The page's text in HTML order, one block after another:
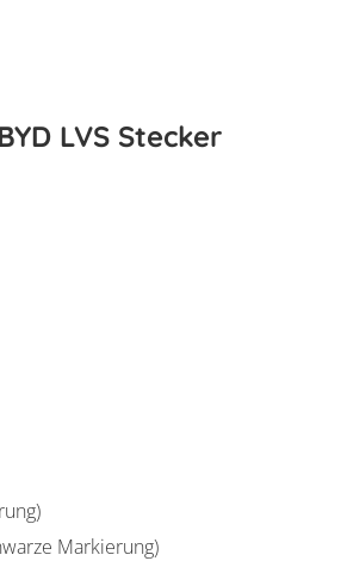
LVS Stecker
Markierung)